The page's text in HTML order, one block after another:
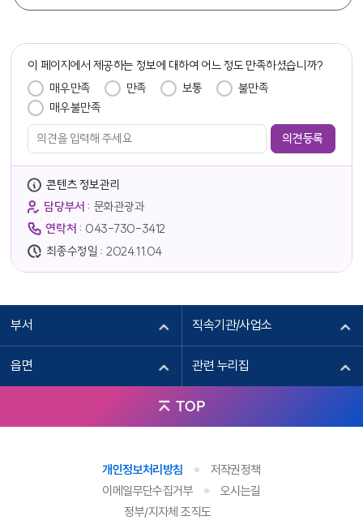
이 페이지에서 제공하는 정보에 대하여 어느 정도 만족하셨습니까?
매우만족 만족 보통
불만족
매우불만족
콘텐츠 정보관리
담당부서 : 문화관광과
연락처 : 043-730-3412
최종수정일 : 2024.11.04
부서 직속기관/사업소
읍면 관련 누리집
TOP
개인정보처리방침
저작권정책
이메일무단수집거부
오시는길
정부/지자체 조직도